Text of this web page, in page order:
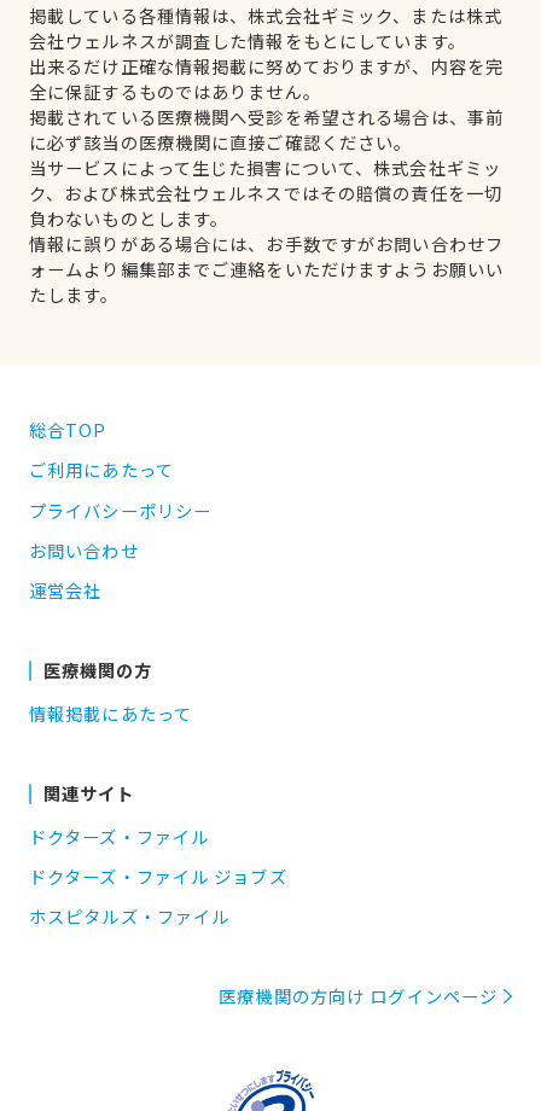
掲載している各種情報は、株式会社ギミック、または株式
会社ウェルネスが調査した情報をもとにしています。
出来るだけ正確な情報掲載に努めておりますが、内容を完
全に保証するものではありません。
掲載されている医療機関へ受診を希望される場合は、事前
に必ず該当の医療機関に直接ご確認ください。
当サービスによって生じた損害について、株式会社ギミッ
ク、および株式会社ウェルネスではその賠償の責任を一切
負わないものとします。
情報に誤りがある場合には、お手数ですがお問い合わせフ
ォームより編集部までご連絡をいただけますようお願いい
たします。
総合TOP
ご利用にあたって
プライバシーポリシー
お問い合わせ
運営会社
医療機関の方
情報掲載にあたって
関連サイト
ドクターズ・ファイル
ドクターズ・ファイル ジョブズ
ホスピタルズ・ファイル
医療機関の方向け ログインページ